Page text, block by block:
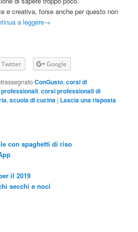
e creativa, forse anche per questo non
a leggere→
Twitter Google
ConGusto,corsi di
,corsi professionali di
,scuola di cucina | Lascia una risposta
con spaghetti di riso
il 2019
secchi e noci